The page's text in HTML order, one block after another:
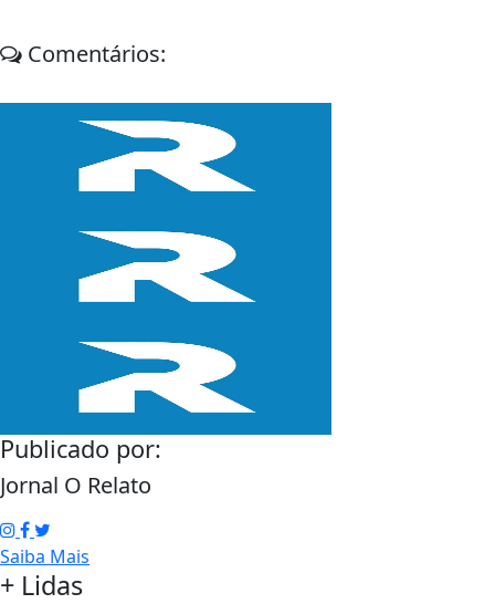
Comentários:
Publicado por:
Jornal O Relato
Saiba Mais
+ Lidas